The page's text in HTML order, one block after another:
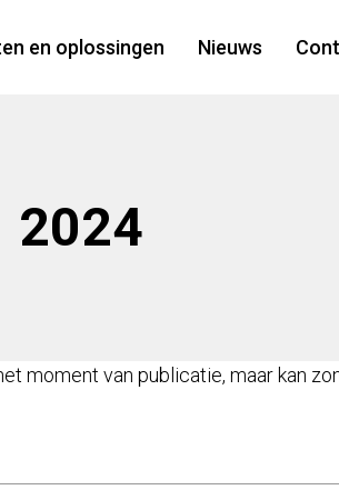
en oplossingen Nieuws
2024
moment van publicatie, maar kan